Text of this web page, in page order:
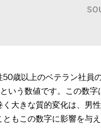
歳以上のベテラン社
う数値です。この数
大きな質的変化は、男
もこの数字に影響を与